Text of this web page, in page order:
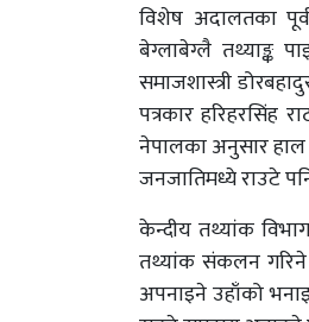
विशेष अदालतका पूर्व
बेग्लाबेग्लै तथ्याङ्क
समाजशास्त्री
पत्रकार हरिहरसिंह
नेपालका अनुसार हाल
जनजातिमध्ये राउटे
केन्दीय तथ्यांक
तथ्यांक संकलन गरिने
अपनाइने उहाँको भनाइ